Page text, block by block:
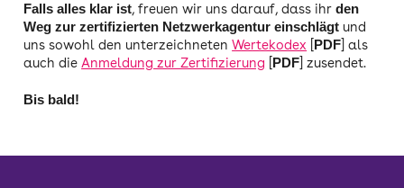
Falls alles klar ist, freuen wir uns darauf, dass ihrden
Weg zur zertifizierten Netzwerkagentur einschlägt und
uns sowohl den unterzeichnetenWertekodex PDF ] als
auch dieAnmeldung zur Zertifizierung PDF ] zusendet.
Bis bald!